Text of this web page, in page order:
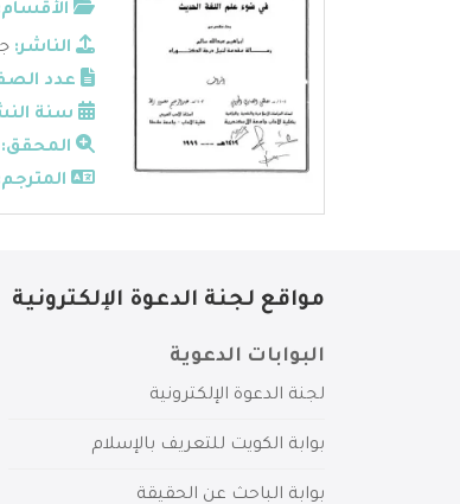
الناشر:
عدد
سنة
المحقق:
مواقع لجنة الدعوة الإلكترونية
البوابات الدعوية
لجنة الدعوة الإلكترونية
بوابة الكويت للتعريف بالإسلام
بوابة الباحث عن الحقيقة